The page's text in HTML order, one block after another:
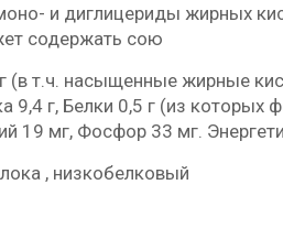
и диглицериды жирных
содержать сою
(в т.ч. насыщенные жирные
9,4 г, Белки 0,5 г (из которых
19 мг, Фосфор 33 мг.
, низкобелковый